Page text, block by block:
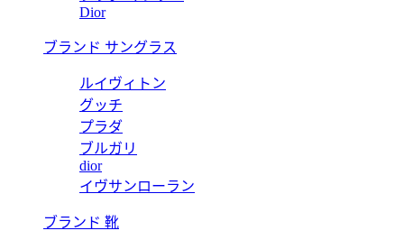
Dior
ブランド サングラス
ルイヴィトン
グッチ
プラダ
ブルガリ
dior
イヴサンローラン
ブランド 靴